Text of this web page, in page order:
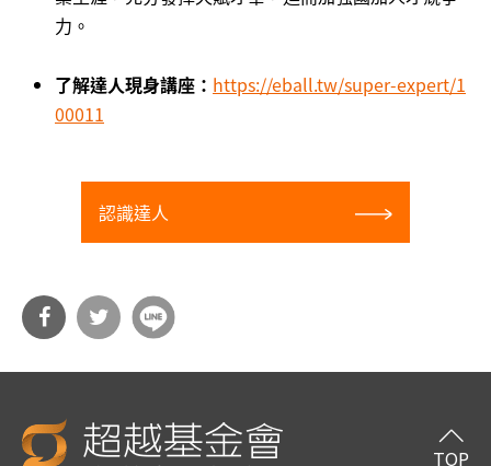
力。
了解達人現身講座： https://eball.tw/super-expert/1
00011
認識達人
cebo
witt
TOP